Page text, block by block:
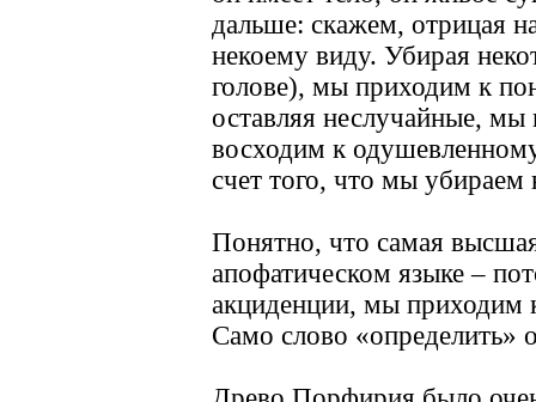
дальше: скажем, отрицая
некоему виду. Убирая
голове), мы приходим к
оставляя неслучайные,
восходим к
счет того, что мы убираем
Понятно, что самая
апофатическом языке –
акциденции, мы приходим
Само слово «определить»